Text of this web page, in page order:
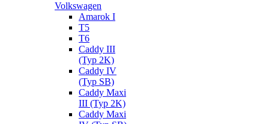
Volkswagen
Amarok I
T5
T6
Caddy III
(Typ 2K)
Caddy IV
(Typ SB)
Caddy Maxi
III (Typ 2K)
Caddy Maxi